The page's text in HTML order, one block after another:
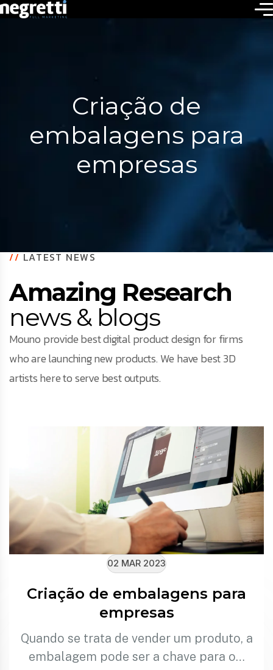
Criação de
embalagens para
empresas
//LATEST NEWS
Amazing Research
news & blogs
Mouno provide best digital product design for firms
who are launching new products. We have best 3D
artists here to serve best outputs.
02 MAR 2023
Criação de embalagens para
empresas
Quando se trata de vender um produto, a
embalagem pode ser a chave para o…